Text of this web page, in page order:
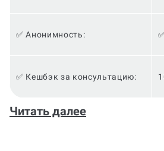
✅ Анонимность:
✅ Кешбэк за консультацию:
В мире студенческих забот и
возникает необходимость в
Читать далее